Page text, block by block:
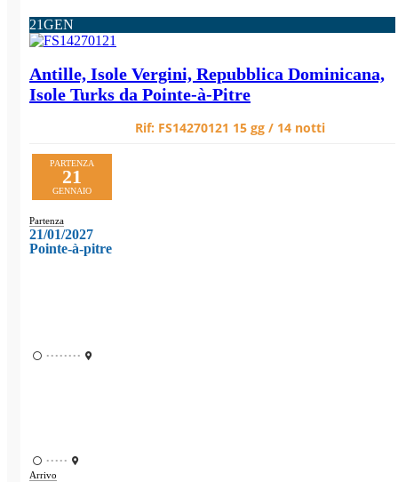
21GEN
Antille, Isole Vergini, Repubblica Dominicana,
Isole Turks da Pointe-à-Pitre
Rif: FS14270121 15 gg / 14 notti
PARTENZA
21
GENNAIO
Partenza
21/01/2027
Pointe-à-pitre
••••••••
•••••
Arrivo